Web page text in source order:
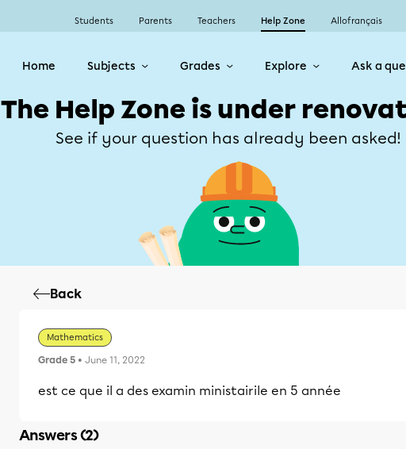
Students Parents Teachers Help Zone Allofrançais
Home Subjects Grades Explore Ask a
The Help Zone is under
See if your question has already been asked!
Back
Mathematics
Grade 5 • June 11, 2022
est ce que il a des examin ministairile en 5 année
Answers (2)